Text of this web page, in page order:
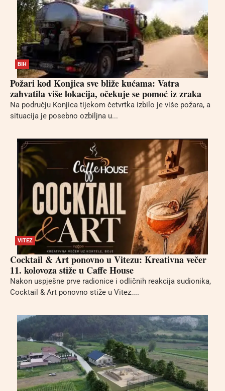
BIH
Požari kod Konjica sve bliže kućama: Vatra
zahvatila više lokacija, očekuje se pomoć iz zraka
Na području Konjica tijekom četvrtka izbilo je više požara, a
situacija je posebno ozbiljna u...
VITEZ
Cocktail & Art ponovno u Vitezu: Kreativna večer
11. kolovoza stiže u Caffe House
Nakon uspješne prve radionice i odličnih reakcija sudionika,
Cocktail & Art ponovno stiže u Vitez....